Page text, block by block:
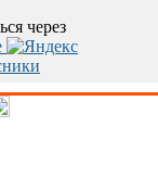
через